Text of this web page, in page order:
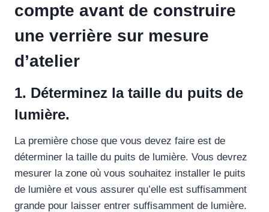
compte avant de construire
une verrière sur mesure
d’atelier
1. Déterminez la taille du puits de
lumière.
La première chose que vous devez faire est de
déterminer la taille du puits de lumière. Vous devrez
mesurer la zone où vous souhaitez installer le puits
de lumière et vous assurer qu’elle est suffisamment
grande pour laisser entrer suffisamment de lumière.